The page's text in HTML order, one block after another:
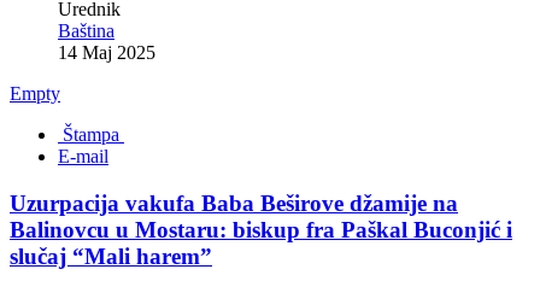
Urednik
Baština
14 Maj 2025
Empty
Štampa
E-mail
Uzurpacija vakufa Baba Beširove džamije na
Balinovcu u Mostaru: biskup fra Paškal Buconjić i
slučaj “Mali harem”